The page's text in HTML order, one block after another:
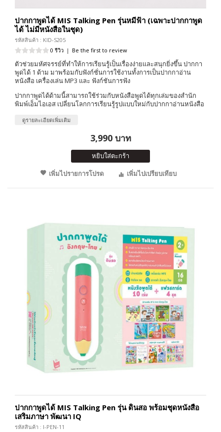
ปากกาพูดได้ MIS Talking Pen รุ่นหมีฟ้า (เฉพาะปากกาพูด
ได้ ไม่มีหนังสือในชุด)
รหัสสินค้า : KID-S205
0 รีวิว | Be the first to review
ตัวช่วยมหัศจรรย์ที่ทำให้การเรียนรู้เป็นเรื่องง่ายและสนุกยิ่งขึ้น ปากกา
พูดได้ 1 ด้าม มาพร้อมกับฟังก์ชั่นการใช้งานทั้งการเป็นปากกาอ่าน
หนังสือ เครื่องเล่น MP3 และ ฟังก์ชันการฟัง
ปากกาพูดได้ด้ามนี้สามารถใช้ร่วมกับหนังสือพูดได้ทุกเล่มของสำนัก
พิมพ์เอ็มไอเอส เปลี่ยนโลกการเรียนรู้รูปแบบใหม่กับปากกาอ่านหนังสือ
ดูรายละเอียดเพิ่มเติม
3,990 บาท
หยิบใส่ตะกร้า
เพิ่มไปรายการโปรด
เพิ่มไปเปรียบเทียบ
ปากกาพูดได้ MIS Talking Pen รุ่น ดินสอ พร้อมชุดหนังสือ
เสริมภาษา พัฒนา IQ
รหัสสินค้า : I-PEN-11